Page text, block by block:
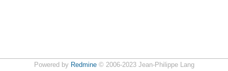
Powered by Redmine© 2006-2023 Jean-Philippe Lang